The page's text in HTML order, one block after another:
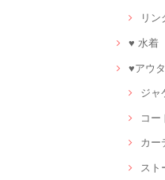
リン
♥ 水着
♥アウ
ジャ
コー
カー
スト